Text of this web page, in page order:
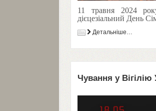
11 травня 2024
дієцезіальний День
Детальніше…
Чування у Вігілію